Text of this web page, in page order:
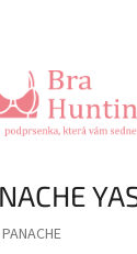
PANACHE